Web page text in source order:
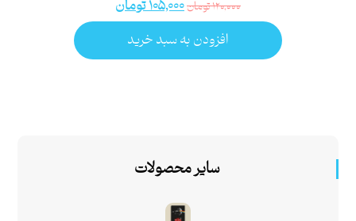
۱۲۰,۰۰۰تومان۱۰۵,۰۰۰تومان
افزودن به سبد خرید
سایر محصولات